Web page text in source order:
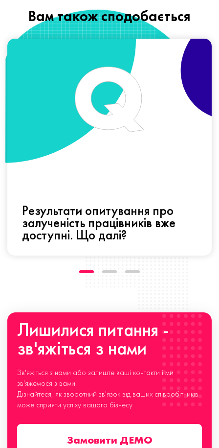
Вам також сподобається
Результати опитування про
залученість працівників вже
доступні. Що далі?
Лишилися питання -
зв'яжіться з нами
Зв'яжіться з нами або залиште ваші контакти і ми
зв'яжемося з вами.
Дізнайтеся, як зворотний зв'язок від ваших співробітників
може сприяти успіху вашого бізнесу
Замовити ДЕМО